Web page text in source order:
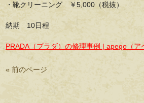
・靴クリーニング ￥5,000（税抜）
納期 10日程
PRADA（プラダ）の修理事例 | apego（ア
« 前のページ